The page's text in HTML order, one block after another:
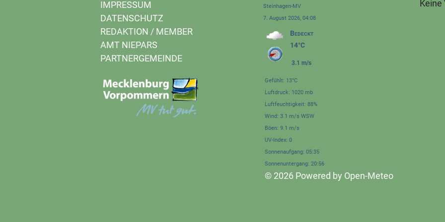
IMPRESSUM
DATENSCHUTZ
REDAKTION / MEMBER
AMT NIEPARS
PARTNERGEMEINDE
Steinhagen-MV
7. August 2026, 04:08
Bedeckt
14°C
3.1 m/s
Gefühlt: 13°C
Luftdruck: 1020 mb
Luftfeuchtigkeit: 88%
Wind: 3.1 m/s WSW
Böen: 9.1 m/s
UV-Index: 0
Sonnenaufgang: 05:35
Sonnenuntergang: 20:56
© 2026 Powered by Open-Meteo